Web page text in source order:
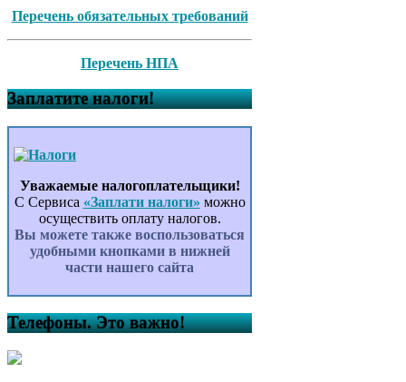
Перечень обязательных требований
Перечень НПА
Заплатите налоги!
Уважаемые налогоплательщики!
С Сервиса «Заплати налоги» можно
осуществить оплату налогов.
Вы можете также воспользоваться
удобными кнопками в нижней
части нашего сайта
Телефоны. Это важно!